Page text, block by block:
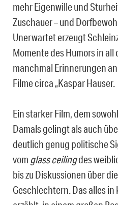
mehr Eigenwille und
Zuschauer – und
Unerwartet erzeugt
Momente des Humors in
manchmal Erinnerungen
Filme circa „Kaspar Hauser.
Ein starker Film, dem
Damals gelingt als auch
deutlich genug politische
vom glass ceilingdes
bis zu Diskussionen über
Geschlechtern. Das alles